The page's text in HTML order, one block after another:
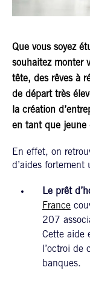
Que vous soyez
souhaitez monter
tête, des rêves à
de départ très
la création
en tant que jeune
En effet, on
d’aides fortement
Le prêt
France
207
Cette aide
l’octroi de
banques.